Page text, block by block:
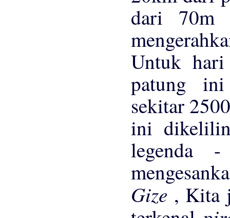
dari 70m
Untuk
patung ini
sekitar
ini
legenda
Gize , Kita